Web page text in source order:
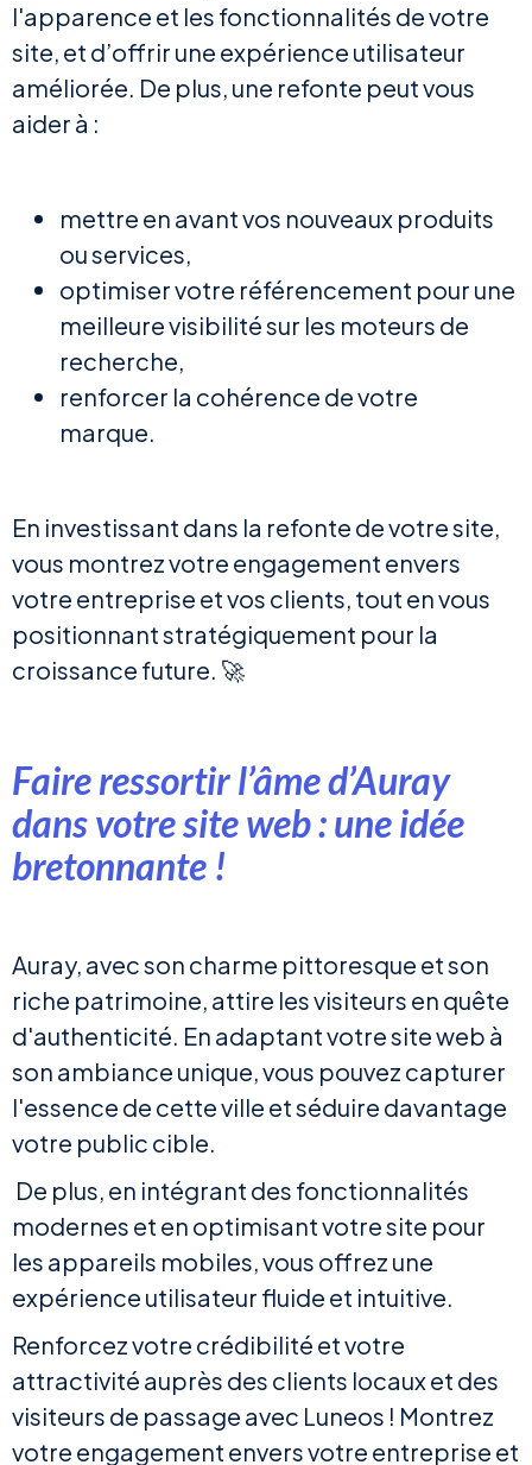
l'apparence et les fonctionnalités de votre
site, et d’offrir une expérience utilisateur
améliorée. De plus, une refonte peut vous
aider à :
mettre en avant vos nouveaux produits
ou services,
optimiser votre référencement pour une
meilleure visibilité sur les moteurs de
recherche,
renforcer la cohérence de votre
marque.
En investissant dans la refonte de votre site,
vous montrez votre engagement envers
votre entreprise et vos clients, tout en vous
positionnant stratégiquement pour la
croissance future. 🚀
Faire ressortir l’âme d’Auray
dans votre site web : une idée
bretonnante !
Auray, avec son charme pittoresque et son
riche patrimoine, attire les visiteurs en quête
d'authenticité. En adaptant votre site web à
son ambiance unique, vous pouvez capturer
l'essence de cette ville et séduire davantage
votre public cible.
De plus, en intégrant des fonctionnalités
modernes et en optimisant votre site pour
les appareils mobiles, vous offrez une
expérience utilisateur fluide et intuitive.
Renforcez votre crédibilité et votre
attractivité auprès des clients locaux et des
visiteurs de passage avec Luneos ! Montrez
votre engagement envers votre entreprise et